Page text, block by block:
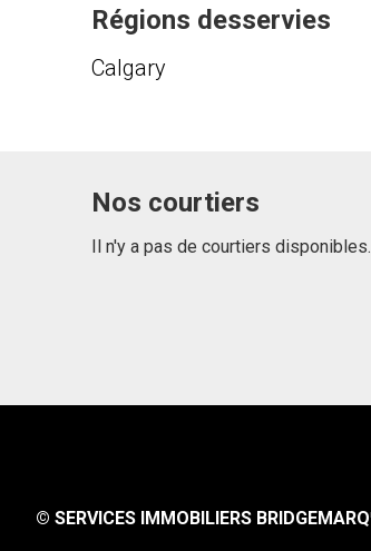
Régions desservies
Calgary
Nos courtiers
Il n'y a pas de courtiers disponibles.
© SERVICES IMMOBILIERS BRIDGEMARQ